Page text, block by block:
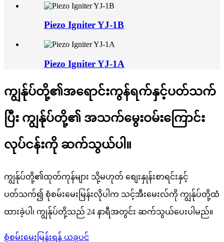
Piezo Igniter YJ-1B
Piezo Igniter YJ-1A
ကျွန်ုပ်တို့၏အရောင်းကွန်ရက်နှင့်ပတ်သက်
ပြီး ကျွန်ုပ်တို့၏ အသက်မွေးဝမ်းကြောင်း
လုပ်ငန်းကို ဆက်သွယ်ပါ။
ကျွန်ုပ်တို့၏ထုတ်ကုန်များ သို့မဟုတ် စျေးနှုန်းစာရင်းနှင့်
ပတ်သက်၍ စုံစမ်းမေးမြန်းလိုပါက သင့်အီးမေးလ်ကို ကျွန်ုပ်တို့ထံ
ထားခဲ့ပါ၊ ကျွန်ုပ်တို့သည် 24 နာရီအတွင်း ဆက်သွယ်ပေးပါမည်။
စုံစမ်းမေးမြန်းရန် ယခုပင်